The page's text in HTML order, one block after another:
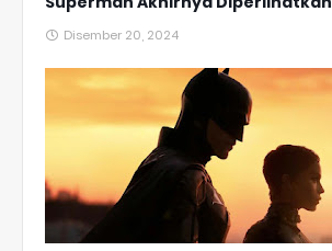
Disember 20, 2024